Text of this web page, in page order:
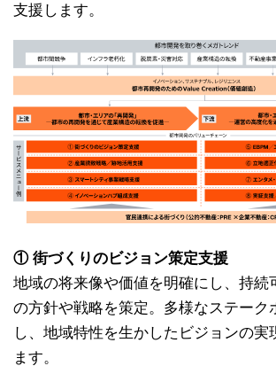
支援します。
① 街づくりのビジョン策定支援
地域の将来像や価値を明確にし、持続
の方針や戦略を策定。多様なステーク
し、地域特性を生かしたビジョンの実
ます。